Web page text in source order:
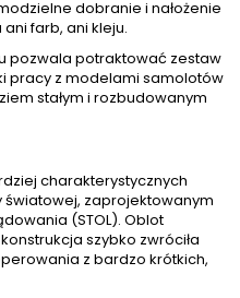
dobranie i nałożenie
farb, ani kleju.
pozwala potraktować zestaw
pracy z modelami samolotów
stałym i rozbudowanym
charakterystycznych
światowej, zaprojektowanym
(STOL). Oblot
szybko zwróciła
z bardzo krótkich,